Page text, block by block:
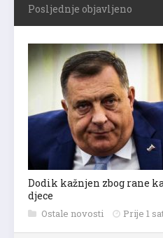
Posljednje objavljeno
Dodik kažnjen zbog rane
djece
Ostale novosti Prije 1